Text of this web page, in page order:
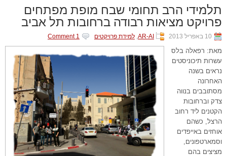
תלמידי הרב תחומי שבח מופת מפתחים
פרויקט מציאות רבודה ברחובות תל אביב
10 באפריל 2013 AR-AI
, למידת פרויקטים
מאת: רפאלה בלס
עשרות תיכוניסטים
נראים בשנה
האחרונה
מסתובבים בנווה
צדק וברחובות
הקטנים ליד רחוב
הרצל, כשהם
אוחזים באייפדים
וסמארטפונים,
מציצים בהם